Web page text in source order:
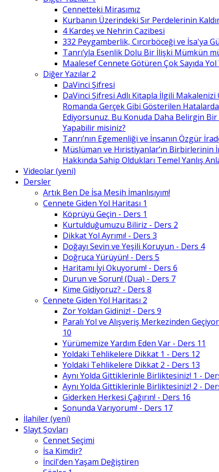
Cennetteki Mirasımız
Kurbanın Üzerindeki Sır Perdelerinin
4 Kardeş ve Nehrin Cazibesi
332 Peygamberlik, Cırcırböceği ve İsa'ya
Tanrı’yla Esenlik Dolu Bir İlişki Mümkün
Maalesef Cennete Götüren Çok Sayıda
Diğer Yazılar 2
DaVinci Şifresi
DaVinci Şifresi Adlı Kitapla İlgili Makalenizi
Romanda Gerçek Gibi Gösterilen
Ediyorsunuz. Bu Konuda Daha Belirgin Bir
Yapabilir misiniz?
Tanrı’nın Egemenliği ve İnsanın Özgür
Müslüman ve Hıristiyanlar’ın Birbirlerinin
Hakkında Sahip Oldukları Temel Yanlış
Videolar (yeni)
Dersler
Artık Ben De İsa Mesih İmanlısıyım!
Cennete Giden Yol Haritası 1
Köprüyü Geçin - Ders 1
Kurtulduğumuzu Biliriz - Ders 2
Dikkat Yol Ayrımı! - Ders 3
Doğayı Sevin ve Yeşili Koruyun - Ders 4
Doğruca Yürüyün! - Ders 5
Haritamı İyi Okuyorum! - Ders 6
Durun ve Sorun! (Dua) - Ders 7
Kime Gidiyoruz? - Ders 8
Cennete Giden Yol Haritası 2
Zor Yoldan Gidiniz! - Ders 9
Paralı Yol ve Alışveriş Merkezinden
10
Yürümemize Yardım Eden Var - Ders 11
Yoldaki Tehlikelere Dikkat 1 - Ders 12
Yoldaki Tehlikelere Dikkat 2 - Ders 13
Aynı Yolda Gittiklerinle Birliktesiniz! 1 -
Aynı Yolda Gittiklerinle Birliktesiniz! 2 -
Giderken Herkesi Çağırın! - Ders 16
Sonunda Varıyorum! - Ders 17
İlahiler (yeni)
Slayt Şovları
Cennet Seçimi
İsa Kimdir?
İncil'den Yaşam Değiştiren